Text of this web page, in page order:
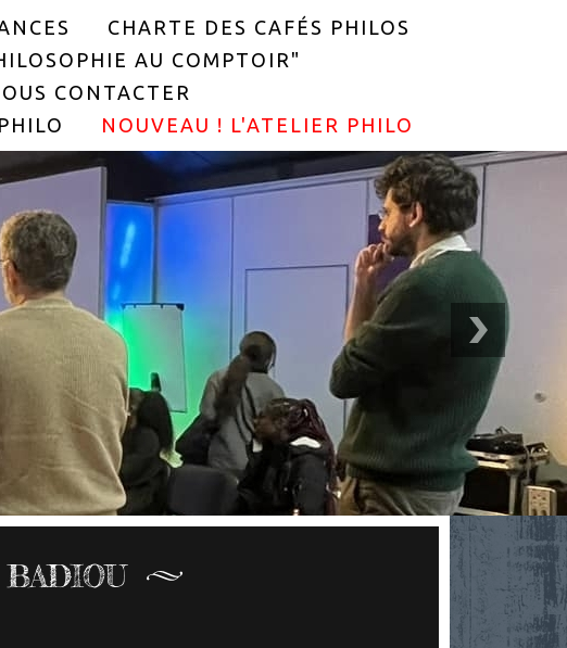
CHARTE DES CAFÉS PHILOS
AU COMPTOIR"
CONTACTER
NOUVEAU ! L'ATELIER PHILO
BADIOU